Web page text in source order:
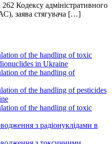
Кодексу адміністративного
заява стягувача […]
of the handling of toxic
in Ukraine
of the handling of
of the handling of pesticides
of the handling of toxic
з радіонуклідами в